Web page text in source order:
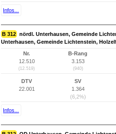
Infos...
B 312 nördl. Unterhausen, Gemeinde
Unterhausen, Gemeinde Lichtenstein,
Nr.
12.510
(12.519)
B-Rang
3.153
(940)
DTV
22.001
SV
1.364
(6,2%)
Infos...